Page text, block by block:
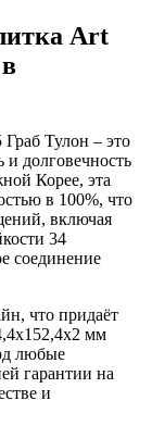
Art
Тулон – это
и долговечность
Корее, эта
в 100%, что
включая
34
соединение
что придаёт
мм
любые
гарантии на
и